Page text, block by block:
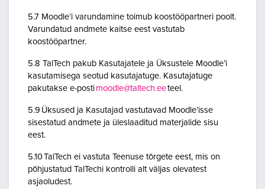
5.7 Moodle’i varundamine toimub koostööpartneri poolt.
Varundatud andmete kaitse eest vastutab
koostööpartner.
5.8 TalTech pakub Kasutajatele ja Üksustele Moodle’i
kasutamisega seotud kasutajatuge. Kasutajatuge
pakutakse e-posti moodle@taltech.eeteel.
5.9 Üksused ja Kasutajad vastutavad Moodle’isse
sisestatud andmete ja üleslaaditud materjalide sisu
eest.
5.10 TalTech ei vastuta Teenuse tõrgete eest, mis on
põhjustatud TalTechi kontrolli alt väljas olevatest
asjaoludest.